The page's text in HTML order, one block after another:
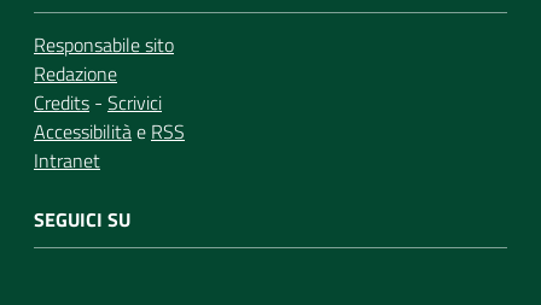
Responsabile sito
Redazione
Credits - Scrivici
Accessibilitàe RSS
Intranet
SEGUICI SU